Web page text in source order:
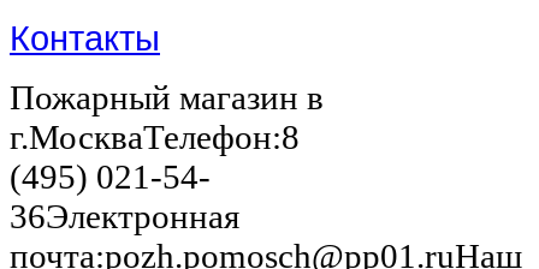
Контакты
Пожарный магазин в
г.МоскваТелефон:8
(495) 021-54-
36Электронная
почта:pozh.pomosch@pp01.ruНаш